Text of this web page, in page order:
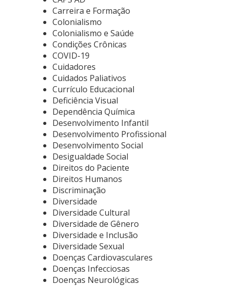
Carreira e Formação
Colonialismo
Colonialismo e Saúde
Condições Crônicas
COVID-19
Cuidadores
Cuidados Paliativos
Currículo Educacional
Deficiência Visual
Dependência Química
Desenvolvimento Infantil
Desenvolvimento Profissional
Desenvolvimento Social
Desigualdade Social
Direitos do Paciente
Direitos Humanos
Discriminação
Diversidade
Diversidade Cultural
Diversidade de Gênero
Diversidade e Inclusão
Diversidade Sexual
Doenças Cardiovasculares
Doenças Infecciosas
Doenças Neurológicas